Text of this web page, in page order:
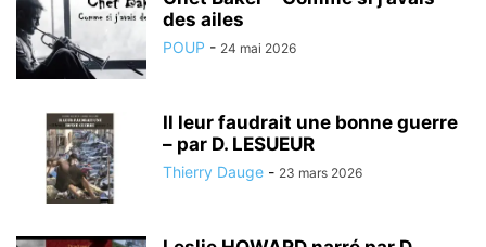
des ailes
POUP - 24 mai 2026
Il leur faudrait une bonne guerre
– par D. LESUEUR
Thierry Dauge - 23 mars 2026